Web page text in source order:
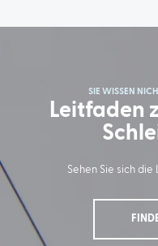
SIE WISSEN
Leitfaden
Sehen Sie sich